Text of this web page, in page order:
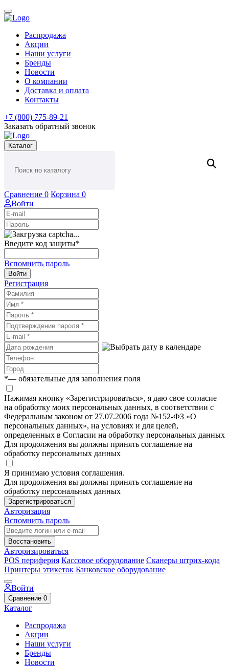
Распродажа
Акции
Наши услуги
Бренды
Новости
О компании
Доставка и оплата
Контакты
+7 (800) 775-89-21
Заказать обратный звонок
Каталог
Сравнение 0 Корзина 0
Войти
Введите код защиты*
Вспомнить пароль
Войти
Регистрация
*— обязательные для заполнения поля
Нажимая кнопку «Зарегистрироваться», я даю свое согласие
на обработку моих персональных данных, в соответствии с
Федеральным законом от 27.07.2006 года №152-ФЗ «О
персональных данных», на условиях и для целей,
определенных в Согласии на обработку персональных данных
Для продолжения вы должны принять соглашение на
обработку персональных данных
Я принимаю условия соглашения.
Для продолжения вы должны принять соглашение на
обработку персональных данных
Зарегистрироваться
Авторизация
Вспомнить пароль
Восстановить
Авторизироваться
POS периферия Кассовое оборудование Сканеры штрих-кода
Принтеры этикеток Банковское оборудование
Войти
Сравнение 0
Каталог
Распродажа
Акции
Наши услуги
Бренды
Новости